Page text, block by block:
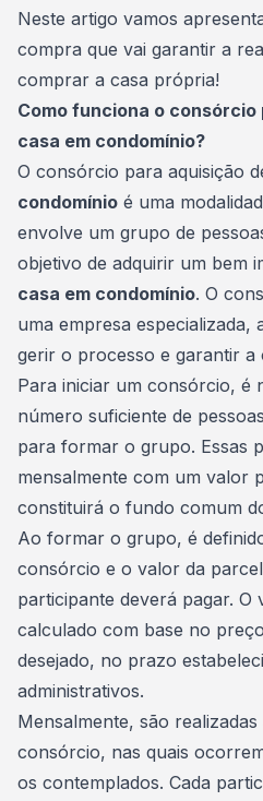
Neste artigo vamos
compra que vai garantir a
comprar a casa própria!
Como funciona o consórcio
casa em condomínio?
O consórcio para aquisição
condomínio é uma
envolve um grupo de
objetivo de adquirir um bem
casa em condomínio. O
uma empresa
gerir o processo e garantir a
Para iniciar um consórcio, é
número suficiente de
para formar o grupo. Essas
mensalmente com um valor
constituirá o fundo comum
Ao formar o grupo, é
consórcio e o valor da
participante deverá pagar. O
calculado com base no
desejado, no prazo
administrativos.
Mensalmente, são realizadas
consórcio, nas quais
os contemplados. Cada